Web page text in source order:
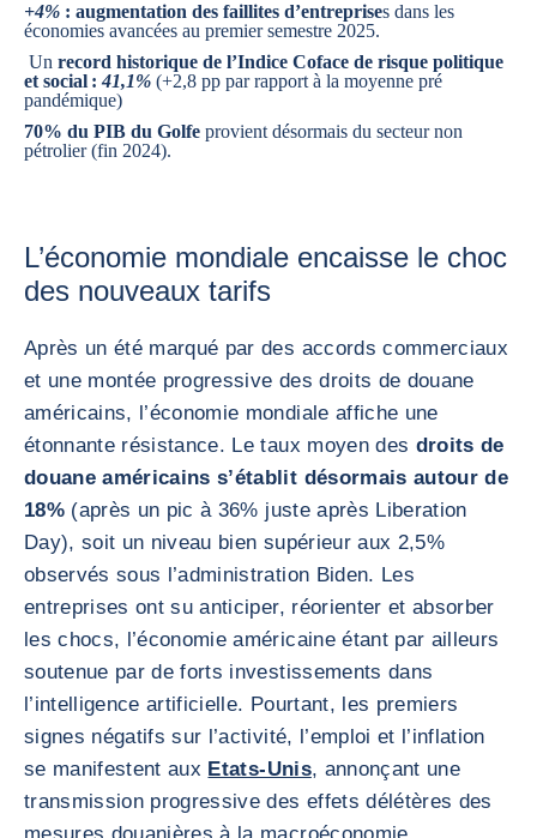
+4% : augmentation des faillites d’entreprises dans les
économies avancées au premier semestre 2025.
Un record historique de l’Indice Coface de risque politique
et social : 41,1% (+2,8 pp par rapport à la moyenne pré
pandémique)
70% du PIB du Golfe provient désormais du secteur non
pétrolier (fin 2024).
L’économie mondiale encaisse le choc
des nouveaux tarifs
Après un été marqué par des accords commerciaux
et une montée progressive des droits de douane
américains, l’économie mondiale affiche une
étonnante résistance. Le taux moyen des droits de
douane américains s’établit désormais autour de
18% (après un pic à 36% juste après Liberation
Day), soit un niveau bien supérieur aux 2,5%
observés sous l’administration Biden. Les
entreprises ont su anticiper, réorienter et absorber
les chocs, l’économie américaine étant par ailleurs
soutenue par de forts investissements dans
l’intelligence artificielle. Pourtant, les premiers
signes négatifs sur l’activité, l’emploi et l’inflation
se manifestent aux Etats-Unis, annonçant une
transmission progressive des effets délétères des